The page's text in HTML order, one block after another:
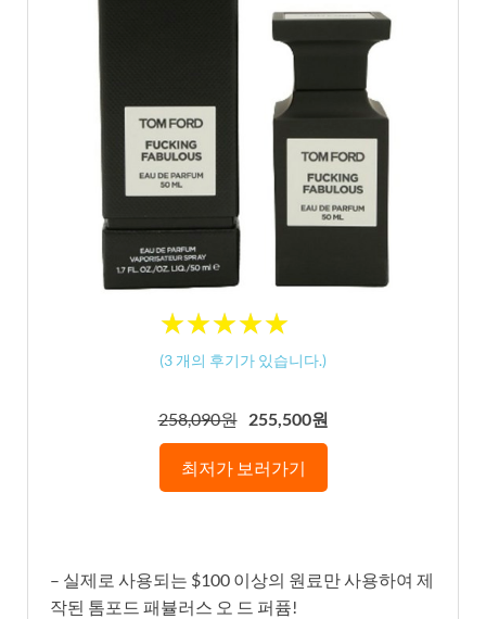
★★★★★
★★★★★
(3 개의 후기가 있습니다.)
258,090원 255,500원
최저가 보러가기
– 실제로 사용되는 $100 이상의 원료만 사용하여 제
작된 톰포드 패뷸러스 오 드 퍼퓸!